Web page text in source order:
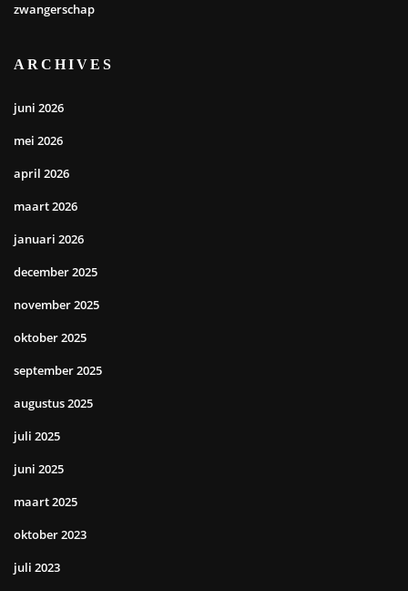
zwangerschap
ARCHIVES
juni 2026
mei 2026
april 2026
maart 2026
januari 2026
december 2025
november 2025
oktober 2025
september 2025
augustus 2025
juli 2025
juni 2025
maart 2025
oktober 2023
juli 2023